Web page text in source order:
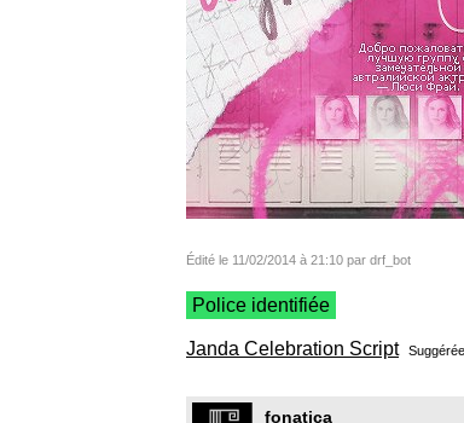
Édité le 11/02/2014 à 21:10 par drf_bot
Police identifiée
Janda Celebration Script
fonatica